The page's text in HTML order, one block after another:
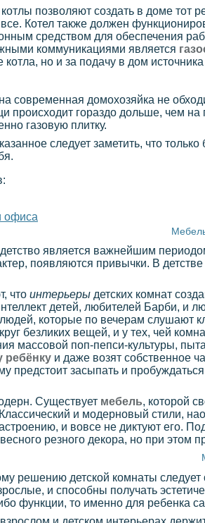
позволяют создать в доме тот
Котел также должен
средством для обеспечения
коммуникациями является
но и за подачу в дом
современная домохозяйка не
происходит гораздо дольше, чем
газовую плитку.
следует заметить, что
офиса
является важнейшим
появляются привычки. В
что интерьеры детских комнат
детей, любителей Барби, и
которые по вечерам слушают
безликих вещей, и у тех, чей
массовой поп-пепси-культуры,
ребёнку и даже возят собственное
предстоит засыпать и
Существует мебель, которой
и модерновый стили,
и вовсе не диктуют его.
резного декора, но при этом
решению детской комнаты
и способны получать
функции, то именно для ребенка